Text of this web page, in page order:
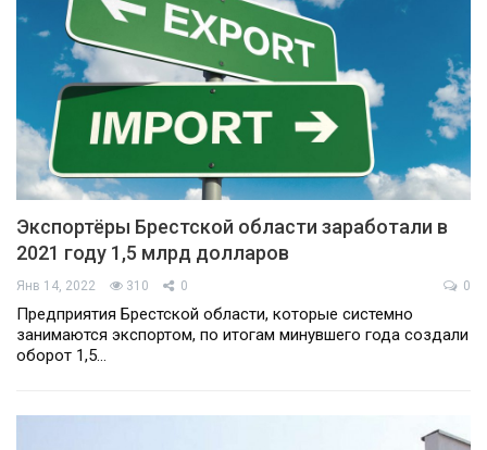
Экспортёры Брестской области заработали в
2021 году 1,5 млрд долларов
Янв 14, 2022 310 0 0
Предприятия Брестской области, которые системно
занимаются экспортом, по итогам минувшего года создали
оборот 1,5…